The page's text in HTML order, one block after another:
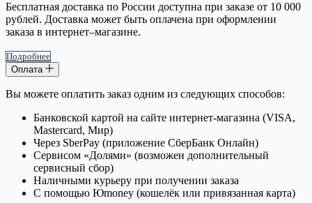
Бесплатная доставка по России доступна при заказе от 10 000
рублей. Доставка может быть оплачена при оформлении
заказа в интернет–магазине.
Подробнее
Оплата
Вы можете оплатить заказ одним из следующих способов:
Банковской картой на сайте интернет-магазина (VISA,
Mastercard, Мир)
Через SberPay (приложение СберБанк Онлайн)
Сервисом «Долями» (возможен дополнительный
сервисный сбор)
Наличными курьеру при получении заказа
С помощью Юmoney (кошелёк или привязанная карта)